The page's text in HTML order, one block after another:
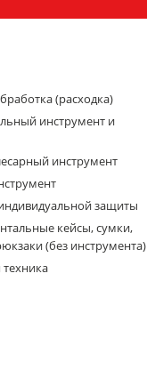
(расходка)
инструмент и
инструмент
защиты
кейсы, сумки,
(без инструмента)
техника